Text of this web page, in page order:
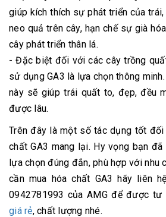
giúp kích thích sự phát triển của trái,
neo quả trên cây, hạn chế sự già
cây phát triển thân lá.
- Đặc biệt đối với các cây trồng
sử dụng GA3 là lựa chọn thông
này sẽ giúp trái quất to, đẹp, đều
được lâu.
Trên đây là một số tác dụng tốt
chất GA3 mang lại. Hy vọng bạn
lựa chọn đúng đắn, phù hợp với nhu
cần mua hóa chất GA3 hãy liên
0942781993 của AMG để được tư
giá rẻ, chất lượng nhé.